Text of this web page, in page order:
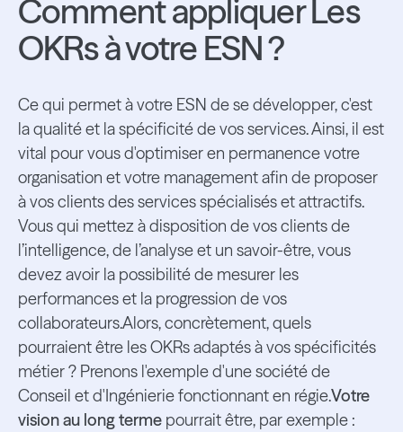
Comment appliquer Les
OKRs à votre ESN ?
Ce qui permet à votre ESN de se développer, c'est
la qualité et la spécificité de vos services. Ainsi, il est
vital pour vous d'optimiser en permanence votre
organisation et votre management afin de proposer
à vos clients des services spécialisés et attractifs.
Vous qui mettez à disposition de vos clients de
l’intelligence, de l’analyse et un savoir-être, vous
devez avoir la possibilité de mesurer les
performances et la progression de vos
collaborateurs.Alors, concrètement, quels
pourraient être les OKRs adaptés à vos spécificités
métier ? Prenons l'exemple d'une société de
Conseil et d'Ingénierie fonctionnant en régie.Votre
vision au long termepourrait être, par exemple :